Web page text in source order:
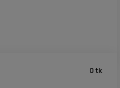
0 tk